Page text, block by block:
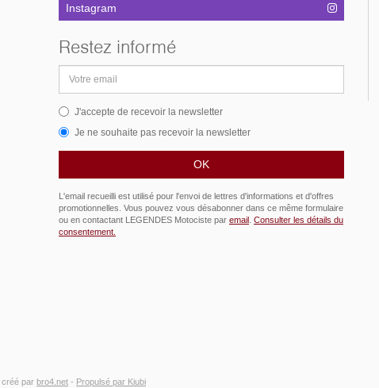
Instagram
Restez informé
email
J'accepte de recevoir la newsletter
Je ne souhaite pas recevoir la newsletter
L'email recueilli est utilisé pour l'envoi de lettres d'informations et d'offres
promotionnelles. Vous pouvez vous désabonner dans ce même formulaire
ou en contactant LEGENDES Motociste par email Consulter les détails du
consentement.
créé par bro4.net - Propulsé par Kiubi